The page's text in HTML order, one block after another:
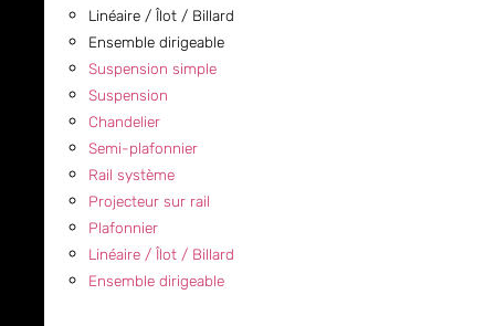
Linéaire / Îlot / Billard
Ensemble dirigeable
Suspension simple
Suspension
Chandelier
Semi-plafonnier
Rail système
Projecteur sur rail
Plafonnier
Linéaire / Îlot / Billard
Ensemble dirigeable